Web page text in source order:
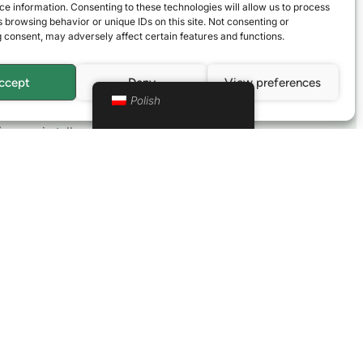
information. Consenting to these technologies will allow us to process
browsing behavior or unique IDs on this site. Not consenting or
may adversely affect certain features and functions.
Deny View preferences
zasięg
Różnorodny,
i Ameryki Północnej umożliwiła nam
są nie tylko satysfakcjonujące
Polish